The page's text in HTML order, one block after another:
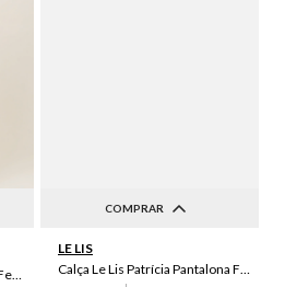
Calça Reta Barbara Dudalina Feminina
COMPRAR
48
46
36 50 34
LE LIS
Calça Le Lis Patrícia Pantalona Feminina